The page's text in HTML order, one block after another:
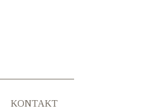
KONTAKT